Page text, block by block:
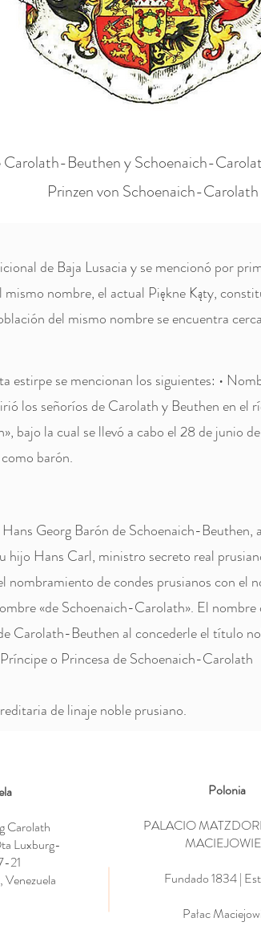
Carolath-Beuthen y Schoenaich-
Prinzen von Schoenaich-Carolath
de Baja Lusacia y se mencionó por
nombre, el actual Piękne Kąty,
del mismo nombre se encuentra
estirpe se mencionan los siguientes: •
los señoríos de Carolath y Beuthen en
bajo la cual se llevó a cabo el 28 de junio
barón.
Georg Barón de Schoenaich-
Hans Carl, ministro secreto real
de condes prusianos con el
«de Schoenaich-Carolath». El
Carolath-Beuthen al concederle el título
o Princesa de Schoenaich-Carolath
de linaje noble prusiano.
Carolath
Luxburg-
21
Polonia
PALACIO
Fundado 1834 |
Pałac